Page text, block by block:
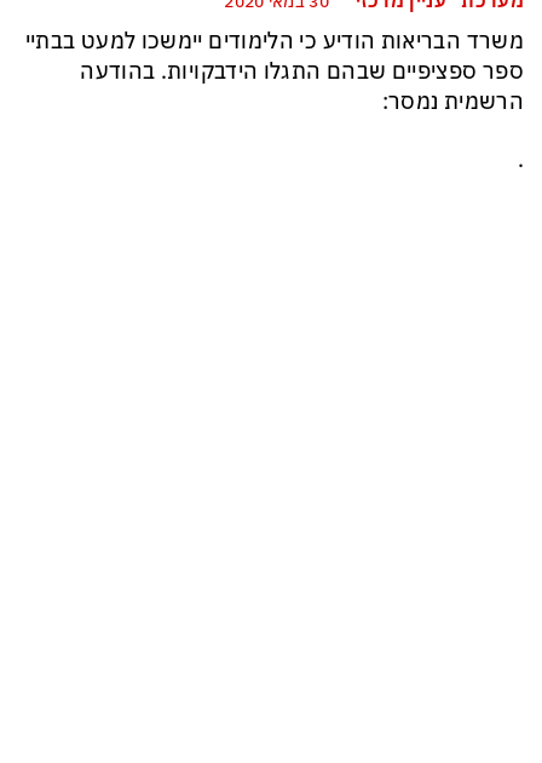
הכסף הערבי עלול לנצח ולסכן את הכדורגל האירופי וכמובן גם את
משרד הבריאות הודיע כי הלימודים יימשכו למעט בבתיי
ספר ספציפיים שבהם התגלו הידבקויות. בהודעה
הרשמית נמסר:
.